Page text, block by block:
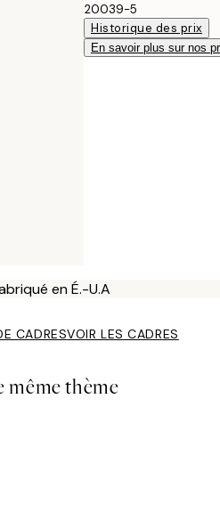
20039-5
Historique des prix
En savoir plus sur nos
en É.-U.A
CADRESVOIR LES CADRES
même thème